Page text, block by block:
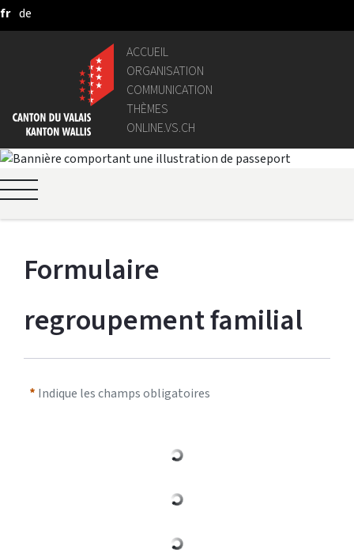
Saut au contenu principal
fr de
ACCUEIL
ORGANISATION
COMMUNICATION
THÈMES
ONLINE.VS.CH
Formulaire
regroupement familial
Indique les champs obligatoires